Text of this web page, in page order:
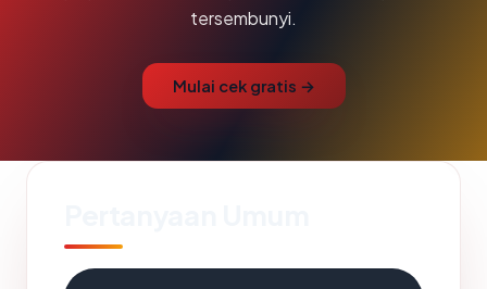
tersembunyi.
Mulai cek gratis →